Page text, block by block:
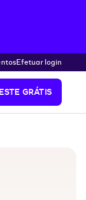
Efetuar login
GRÁTIS